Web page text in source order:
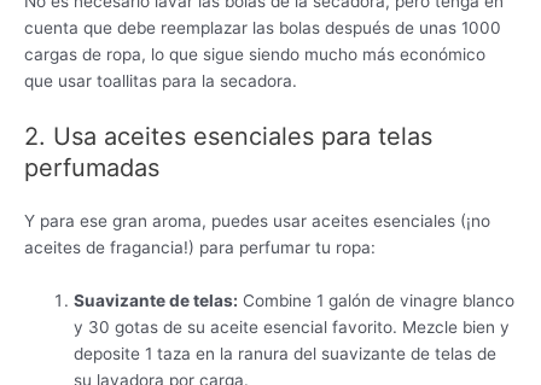
cuenta que debe reemplazar las bolas después de unas 1000
cargas de ropa, lo que sigue siendo mucho más económico
que usar toallitas para la secadora.
2. Usa aceites esenciales para telas
perfumadas
Y para ese gran aroma, puedes usar aceites esenciales (¡no
aceites de fragancia!) para perfumar tu ropa:
Suavizante de telas: Combine 1 galón de vinagre blanco
y 30 gotas de su aceite esencial favorito. Mezcle bien y
deposite 1 taza en la ranura del suavizante de telas de
su lavadora por carga.